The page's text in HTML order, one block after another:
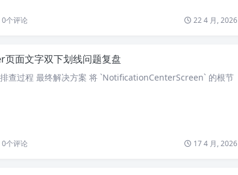
0个评论 22 4 月, 2026
页面文字双下划线问题复盘
查过程 最终解决方案 将 `NotificationCenterScreen` 的根节
0个评论 17 4 月, 2026